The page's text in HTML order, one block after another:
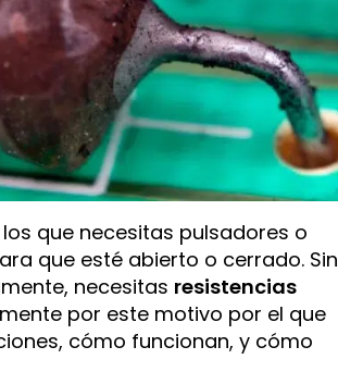
que necesitas pulsadores o
que esté abierto o cerrado. Sin
necesitas resistencias
por este motivo por el que
cómo funcionan, y cómo